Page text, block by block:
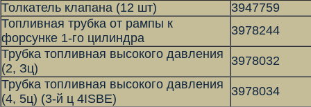
Толкатель клапана (12 шт)
3947759
Топливная трубка от рампы к
форсунке 1-го цилиндра
3978244
Трубка топливная высокого давления
(2, Зц)
3978032
Трубка топливная высокого давления
(4, 5ц) (3-й ц 4ISBE)
3978034